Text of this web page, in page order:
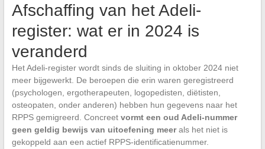
Afschaffing van het Adeli-
register: wat er in 2024 is
veranderd
Het Adeli-register wordt sinds de sluiting in oktober 2024 niet
meer bijgewerkt. De beroepen die erin waren geregistreerd
(psychologen, ergotherapeuten, logopedisten, diëtisten,
osteopaten, onder anderen) hebben hun gegevens naar het
RPPS gemigreerd. Concreet vormt een oud Adeli-nummer
geen geldig bewijs van uitoefening meerals het niet is
gekoppeld aan een actief RPPS-identificatienummer.